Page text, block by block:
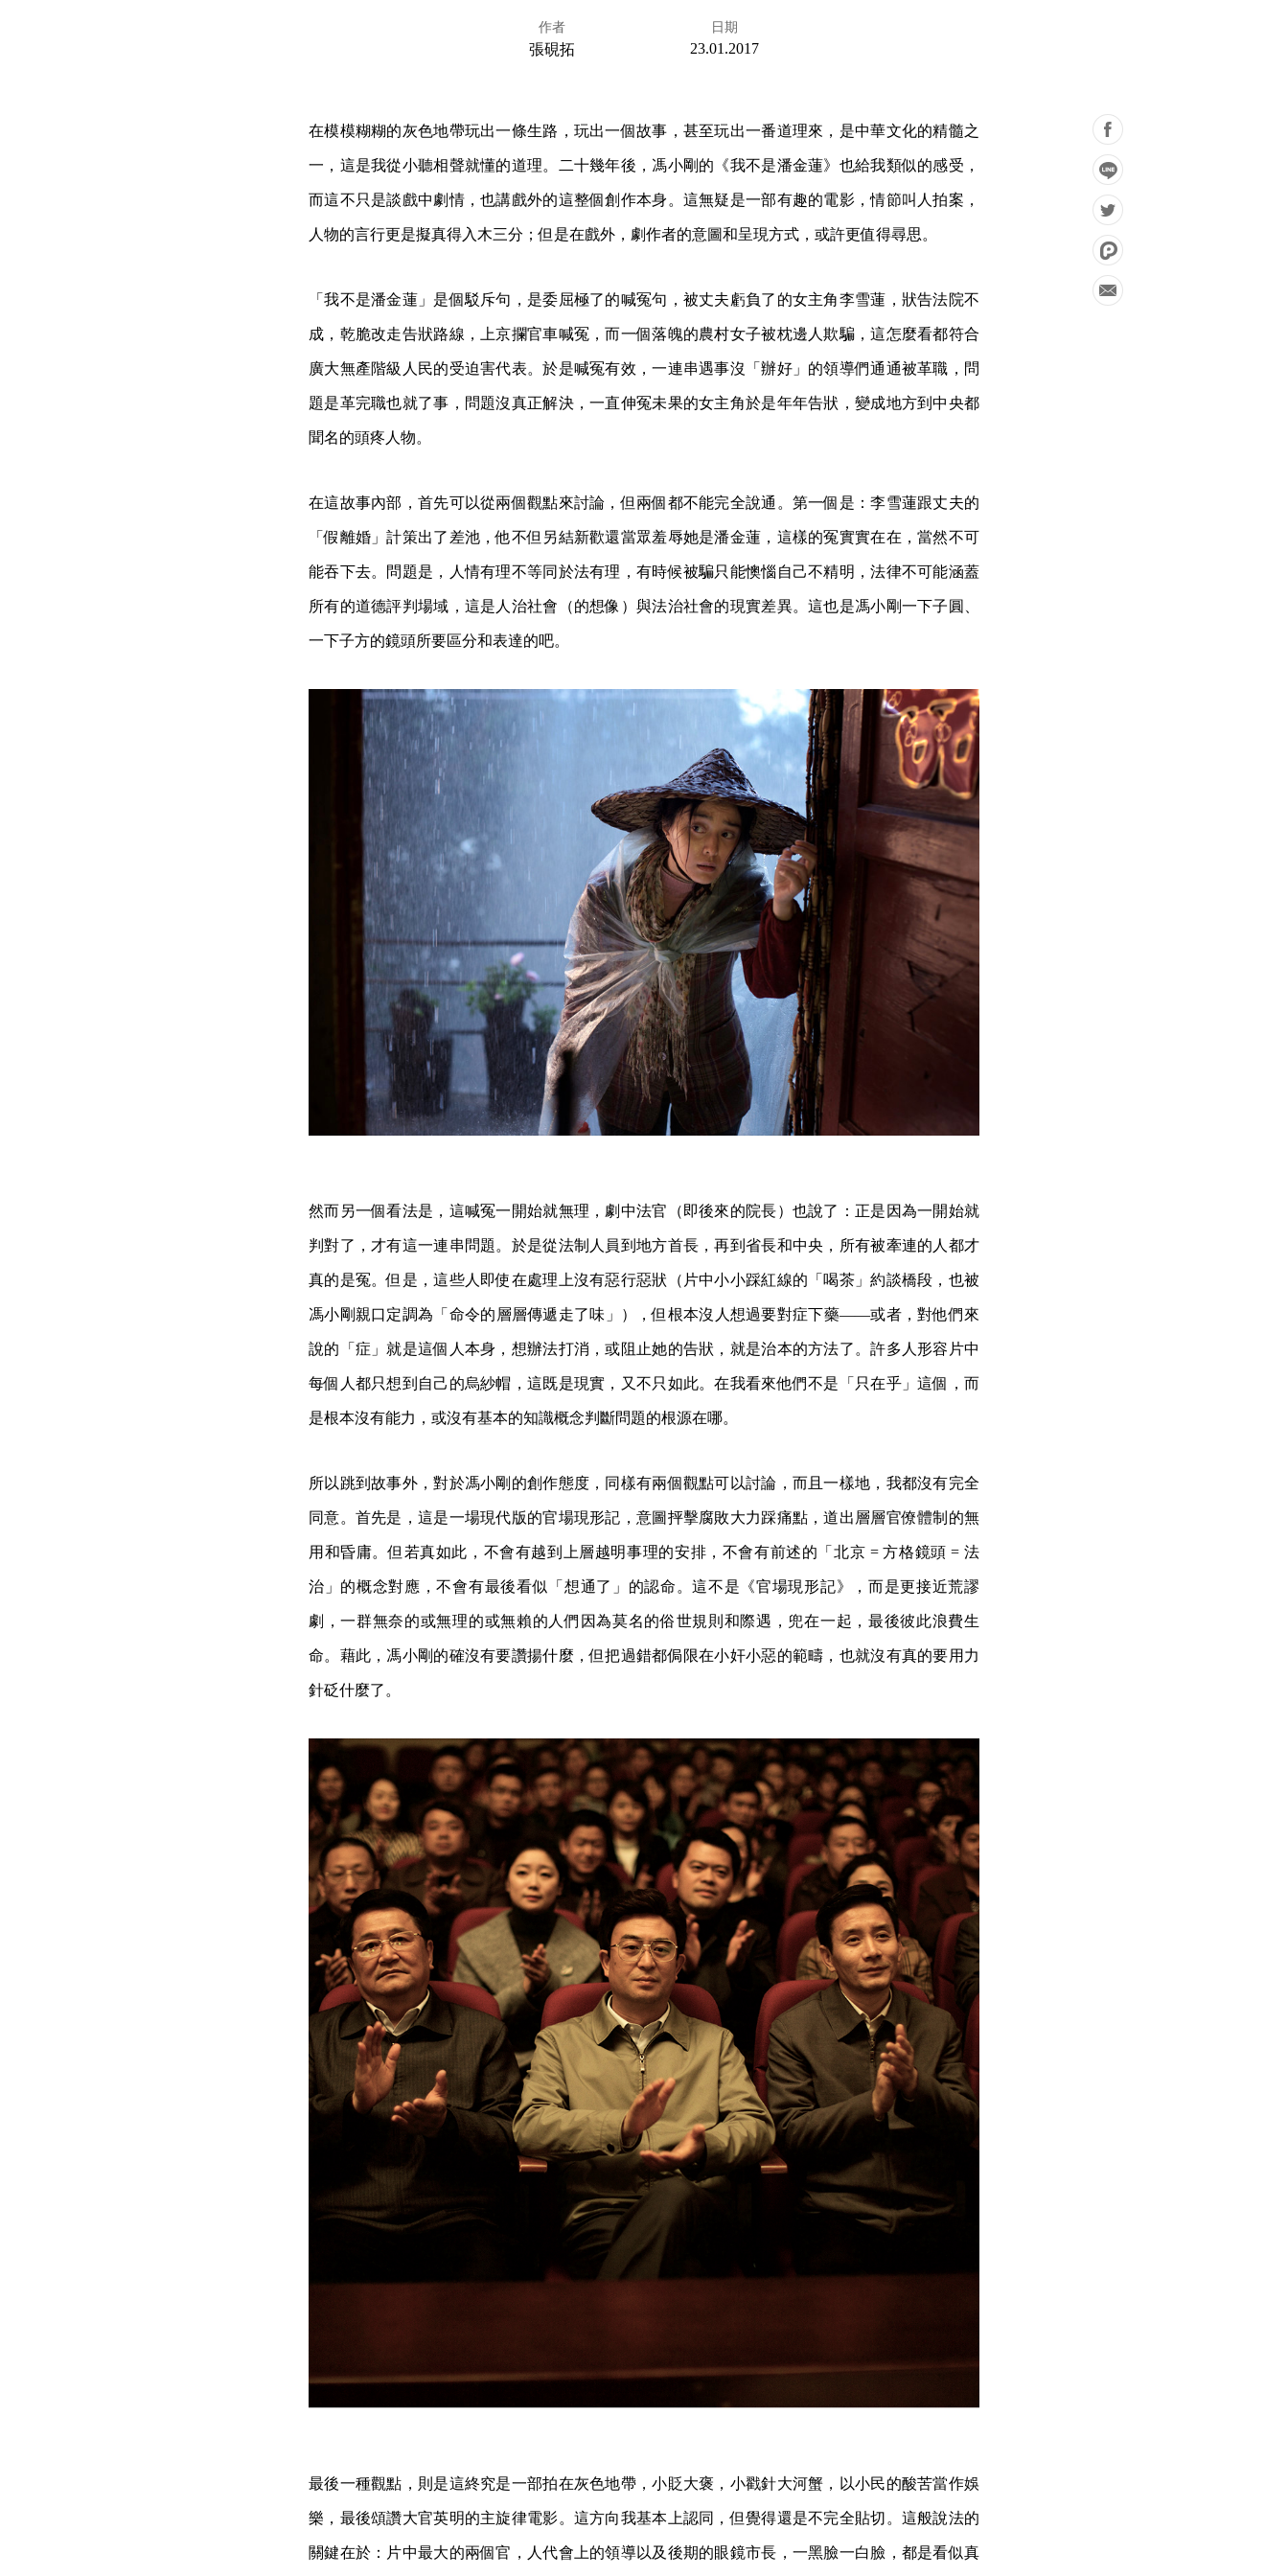
作者
張硯拓
日期
23.01.2017
在模模糊糊的灰色地帶玩出一條生路，玩出一個故事，甚至玩出一番道理來，是中華文化的精髓之
一，這是我從小聽相聲就懂的道理。二十幾年後，馮小剛的《我不是潘金蓮》也給我類似的感受，
而這不只是談戲中劇情，也講戲外的這整個創作本身。這無疑是一部有趣的電影，情節叫人拍案，
人物的言行更是擬真得入木三分；但是在戲外，劇作者的意圖和呈現方式，或許更值得尋思。
「我不是潘金蓮」是個駁斥句，是委屈極了的喊冤句，被丈夫虧負了的女主角李雪蓮，狀告法院不
成，乾脆改走告狀路線，上京攔官車喊冤，而一個落魄的農村女子被枕邊人欺騙，這怎麼看都符合
廣大無產階級人民的受迫害代表。於是喊冤有效，一連串遇事沒「辦好」的領導們通通被革職，問
題是革完職也就了事，問題沒真正解決，一直伸冤未果的女主角於是年年告狀，變成地方到中央都
聞名的頭疼人物。
在這故事內部，首先可以從兩個觀點來討論，但兩個都不能完全說通。第一個是：李雪蓮跟丈夫的
「假離婚」計策出了差池，他不但另結新歡還當眾羞辱她是潘金蓮，這樣的冤實實在在，當然不可
能吞下去。問題是，人情有理不等同於法有理，有時候被騙只能懊惱自己不精明，法律不可能涵蓋
所有的道德評判場域，這是人治社會（的想像）與法治社會的現實差異。這也是馮小剛一下子圓、
一下子方的鏡頭所要區分和表達的吧。
然而另一個看法是，這喊冤一開始就無理，劇中法官（即後來的院長）也說了：正是因為一開始就
判對了，才有這一連串問題。於是從法制人員到地方首長，再到省長和中央，所有被牽連的人都才
真的是冤。但是，這些人即使在處理上沒有惡行惡狀（片中小小踩紅線的「喝茶」約談橋段，也被
馮小剛親口定調為「命令的層層傳遞走了味」），但根本沒人想過要對症下藥——或者，對他們來
說的「症」就是這個人本身，想辦法打消，或阻止她的告狀，就是治本的方法了。許多人形容片中
每個人都只想到自己的烏紗帽，這既是現實，又不只如此。在我看來他們不是「只在乎」這個，而
是根本沒有能力，或沒有基本的知識概念判斷問題的根源在哪。
所以跳到故事外，對於馮小剛的創作態度，同樣有兩個觀點可以討論，而且一樣地，我都沒有完全
同意。首先是，這是一場現代版的官場現形記，意圖抨擊腐敗大力踩痛點，道出層層官僚體制的無
用和昏庸。但若真如此，不會有越到上層越明事理的安排，不會有前述的「北京 = 方格鏡頭 = 法
治」的概念對應，不會有最後看似「想通了」的認命。這不是《官場現形記》，而是更接近荒謬
劇，一群無奈的或無理的或無賴的人們因為莫名的俗世規則和際遇，兜在一起，最後彼此浪費生
命。藉此，馮小剛的確沒有要讚揚什麼，但把過錯都侷限在小奸小惡的範疇，也就沒有真的要用力
針砭什麼了。
最後一種觀點，則是這終究是一部拍在灰色地帶，小貶大褒，小戳針大河蟹，以小民的酸苦當作娛
樂，最後頌讚大官英明的主旋律電影。這方向我基本上認同，但覺得還是不完全貼切。這般說法的
關鍵在於：片中最大的兩個官，人代會上的領導以及後期的眼鏡市長，一黑臉一白臉，都是看似真